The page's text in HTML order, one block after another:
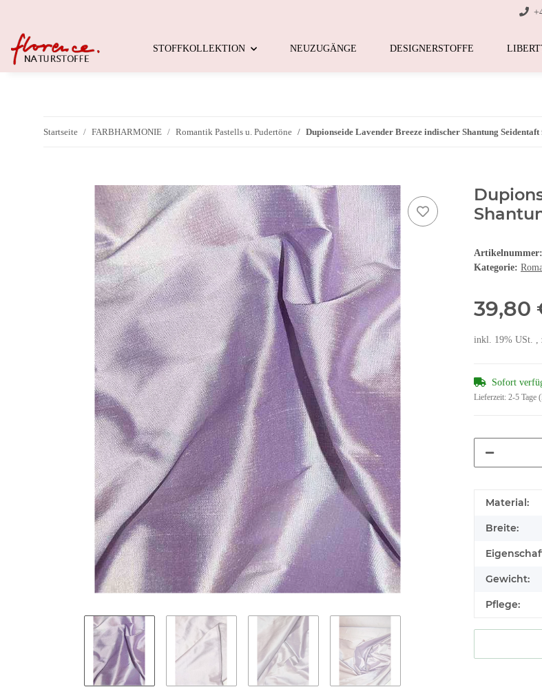
STOFFKOLLEKTION NEUZUGÄNGE DESIGNERSTOFFE
Startseite FARBHARMONIE Romantik Pastells u. Pudertöne Dupionseide Lavender Breeze indischer Shantung
Artikelnummer:
Kategorie:
39,80
inkl. 19% USt. ,
Sofort
Lieferzeit: 2-5 Tage
Material:
Breite:
Gewicht:
Pflege: